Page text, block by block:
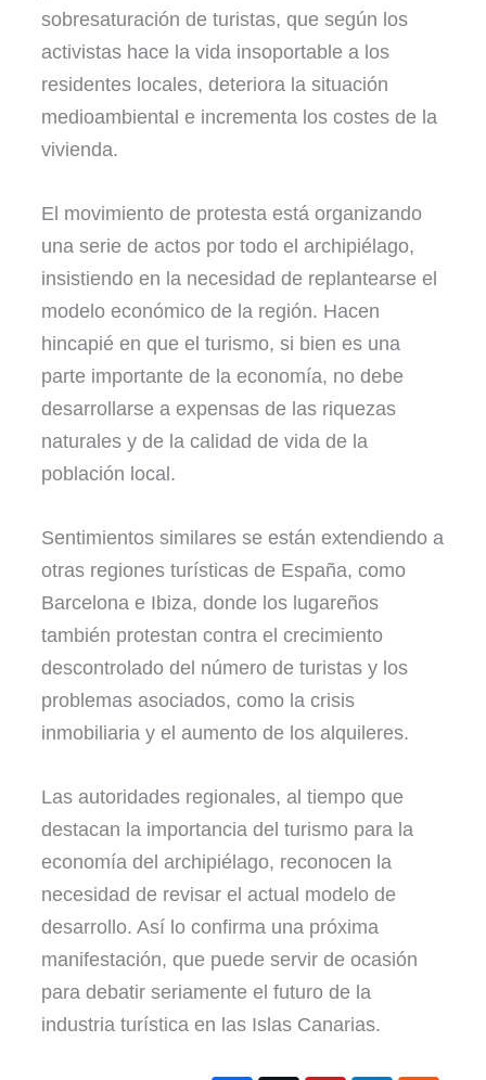
sobresaturación de turistas, que según los
activistas hace la vida insoportable a los
residentes locales, deteriora la situación
medioambiental e incrementa los costes de la
vivienda.
El movimiento de protesta está organizando
una serie de actos por todo el archipiélago,
insistiendo en la necesidad de replantearse el
modelo económico de la región. Hacen
hincapié en que el turismo, si bien es una
parte importante de la economía, no debe
desarrollarse a expensas de las riquezas
naturales y de la calidad de vida de la
población local.
Sentimientos similares se están extendiendo a
otras regiones turísticas de España, como
Barcelona e Ibiza, donde los lugareños
también protestan contra el crecimiento
descontrolado del número de turistas y los
problemas asociados, como la crisis
inmobiliaria y el aumento de los alquileres.
Las autoridades regionales, al tiempo que
destacan la importancia del turismo para la
economía del archipiélago, reconocen la
necesidad de revisar el actual modelo de
desarrollo. Así lo confirma una próxima
manifestación, que puede servir de ocasión
para debatir seriamente el futuro de la
industria turística en las Islas Canarias.